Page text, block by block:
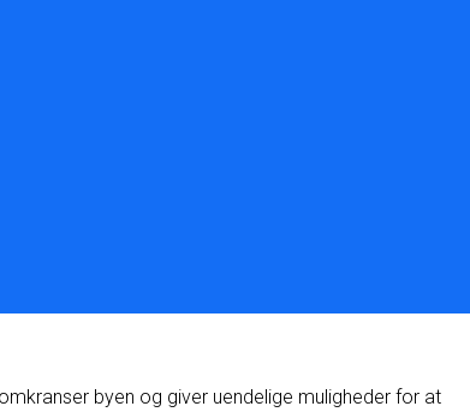
byen og giver uendelige muligheder for at